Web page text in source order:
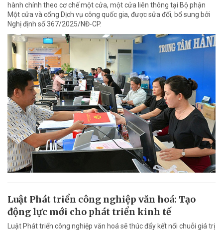
hành chính theo cơ chế một cửa, một cửa liên thông tại Bộ phận
Một cửa và cổng Dịch vụ công quốc gia, được sửa đổi, bổ sung bởi
Nghị định số 367/2025/NĐ-CP.
Luật Phát triển công nghiệp văn hoá: Tạo
động lực mới cho phát triển kinh tế
Luật Phát triển công nghiệp văn hoá sẽ thúc đẩy kết nối chuỗi giá trị